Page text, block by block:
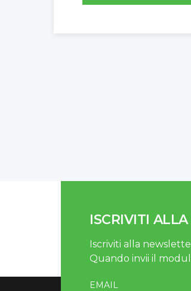
ISCRIVITI
Iscriviti alla
Quando invii il
EMAIL